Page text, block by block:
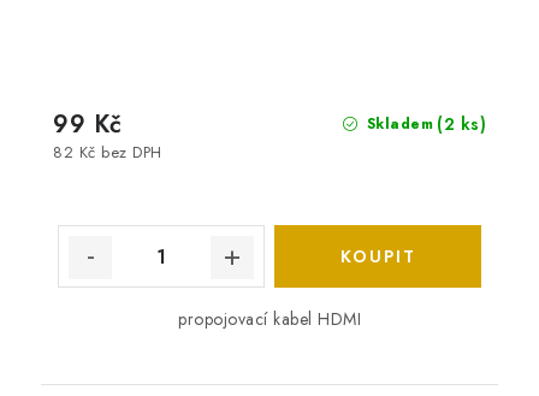
Skladem (2 ks)
82 Kč bez DPH
99 Kč
propojovací kabel HDMI